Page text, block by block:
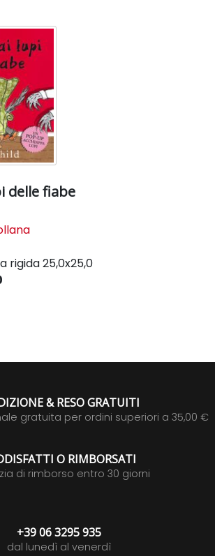
delle fiabe
rigida25,0x25,0
& RESO GRATUITI
gratuita per ordini superiori a 35,00 €
O RIMBORSATI
di rimborso entro 30 giorni
+39 06 3295 935
dal lunedì al venerdì